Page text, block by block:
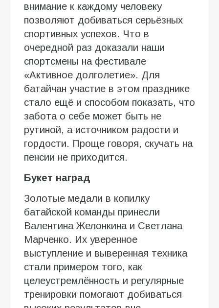
внимание к каждому человеку
позволяют добиваться серьёзных
спортивных успехов. Что в
очередной раз доказали наши
спортсмены на фестивале
«Активное долголетие». Для
батайчан участие в этом празднике
стало ещё и способом показать, что
забота о себе может быть не
рутиной, а источником радости и
гордости. Проще говоря, скучать на
пенсии не приходится.
Букет наград
Золотые медали в копилку
батайской команды принесли
Валентина Желонкина и Светлана
Марченко. Их уверенное
выступление и выверенная техника
стали примером того, как
целеустремлённость и регулярные
тренировки помогают добиваться